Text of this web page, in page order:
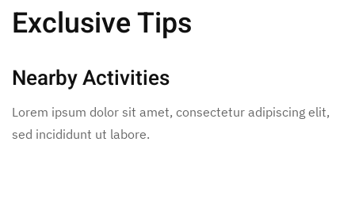
Exclusive Tips
Nearby Activities
Lorem ipsum dolor sit amet, consectetur adipiscing elit,
sed incididunt ut labore.